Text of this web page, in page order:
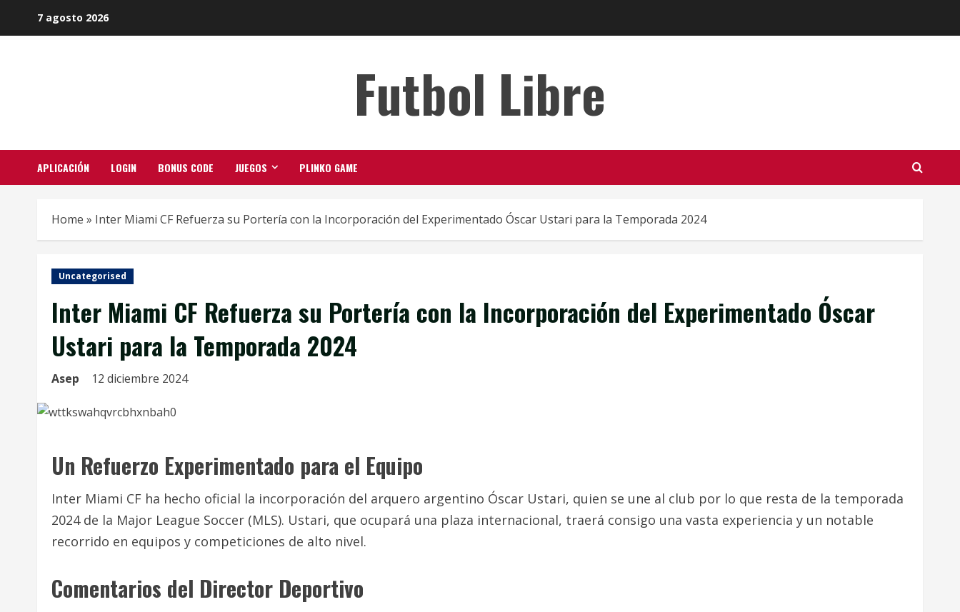
7 agosto 2026
Futbol Libre
APLICACIÓN LOGIN BONUS CODE JUEGOS PLINKO GAME
Home » Inter Miami CF Refuerza su Portería con la Incorporación del Experimentado Óscar Ustari para la Temporada 2024
Uncategorised
Inter Miami CF Refuerza su Portería con la Incorporación del Experimentado Óscar
Ustari para la Temporada 2024
Asep 12 diciembre 2024
Un Refuerzo Experimentado para el Equipo
Inter Miami CF ha hecho oficial la incorporación del arquero argentino Óscar Ustari, quien se une al club por lo que resta de la temporada
2024 de la Major League Soccer (MLS). Ustari, que ocupará una plaza internacional, traerá consigo una vasta experiencia y un notable
recorrido en equipos y competiciones de alto nivel.
Comentarios del Director Deportivo